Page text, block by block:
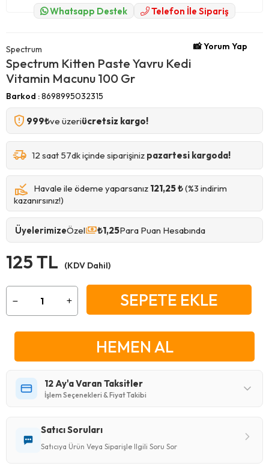
Whatsapp Destek Telefon İle Sipariş
Spectrum
Spectrum Kitten Paste Yavru Kedi
Vitamin Macunu 100 Gr
📸 Yorum Yap
Barkod :8698995032315
999₺ve üzeriücretsiz kargo!
12 saat 57dk içinde siparişiniz pazartesi kargoda!
Havale ile ödeme yaparsanız 121,25 ₺(%3 indirim
kazanırsınız!)
ÜyelerimizeÖzel ₺1,25Para Puan Hesabında
125 TL (KDV Dahil)
12 Ay'a Varan Taksitler
İşlem Seçenekleri & Fiyat Takibi
Satıcı Soruları
Satıcıya Ürün Veya Siparişle Ilgili Soru Sor